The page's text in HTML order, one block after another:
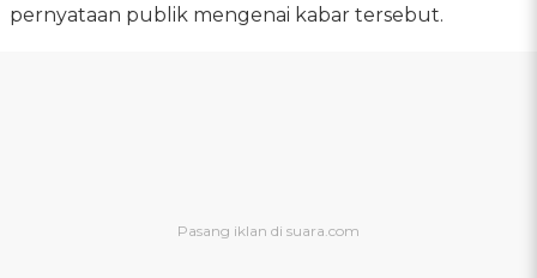
pernyataan publik mengenai kabar tersebut.